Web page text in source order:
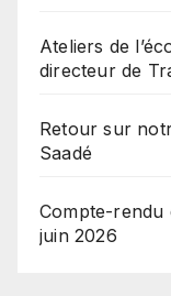
Ateliers de
directeur de
Retour sur
Saadé
Compte-rendu
juin 2026